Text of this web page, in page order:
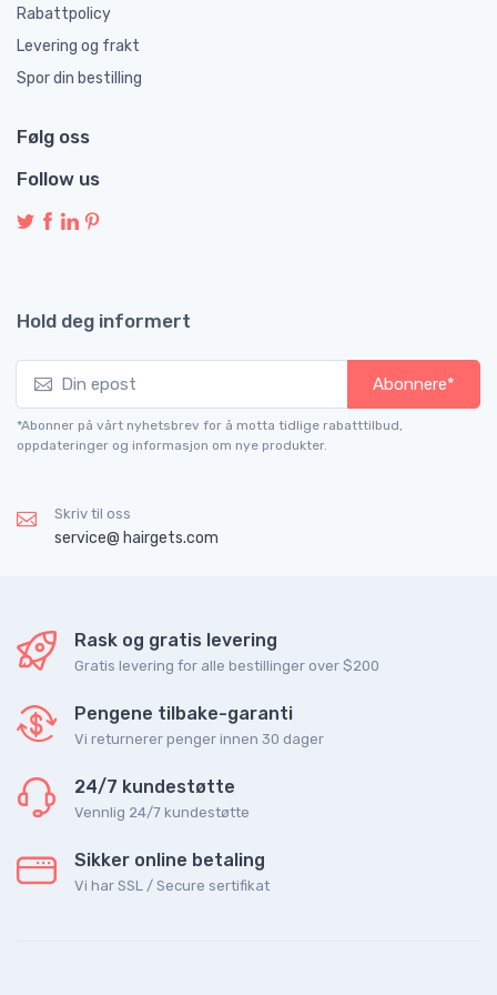
Rabattpolicy
Levering og frakt
Spor din bestilling
Følg oss
Follow us
Hold deg informert
Abonnere*
*Abonner på vårt nyhetsbrev for å motta tidlige rabatttilbud,
oppdateringer og informasjon om nye produkter.
Skriv til oss
service@ hairgets.com
Rask og gratis levering
Gratis levering for alle bestillinger over $200
Pengene tilbake-garanti
Vi returnerer penger innen 30 dager
24/7 kundestøtte
Vennlig 24/7 kundestøtte
Sikker online betaling
Vi har SSL / Secure sertifikat